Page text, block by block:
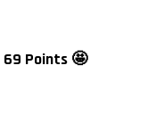
69 Points 🤩